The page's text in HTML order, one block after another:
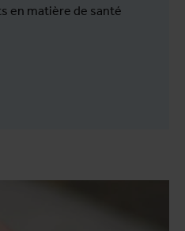
en matière de santé